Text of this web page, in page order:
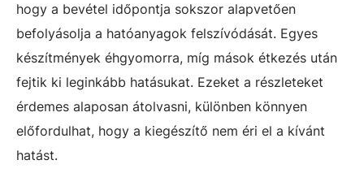
hogy a bevétel időpontja sokszor alapvetően
befolyásolja a hatóanyagok felszívódását. Egyes
készítmények éhgyomorra, míg mások étkezés után
fejtik ki leginkább hatásukat. Ezeket a részleteket
érdemes alaposan átolvasni, különben könnyen
előfordulhat, hogy a kiegészítő nem éri el a kívánt
hatást.